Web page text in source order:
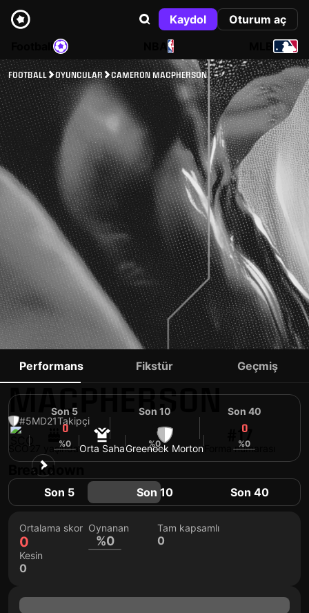
Kaydol
Oturum aç
NBA
FOOTBALL OYUNCULAR CAMERON MACPHERSON
CAMERON
MACPHERSON
#5MD21Takipçi
27 yaşında Orta SahaGreenock Morton
#17
Forma numarası
Performans Fikstür Geçmiş
Son 5
0
%0
Son 10
0
%0
Son 40
0
%0
Breakdown
Son 5 Son 10 Son 40
Ortalama skor
0
Oynanan
%0
Tam kapsamlı
0
Kesin
0